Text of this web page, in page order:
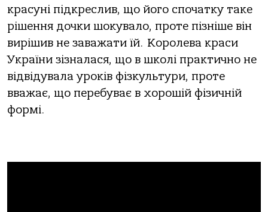
красуні підкреслив, що його спочатку таке
рішення дочки шокувало, проте пізніше він
вирішив не заважати їй. Королева краси
України зізналася, що в школі практично не
відвідувала уроків фізкультури, проте
вважає, що перебуває в хорошій фізичній
формі.